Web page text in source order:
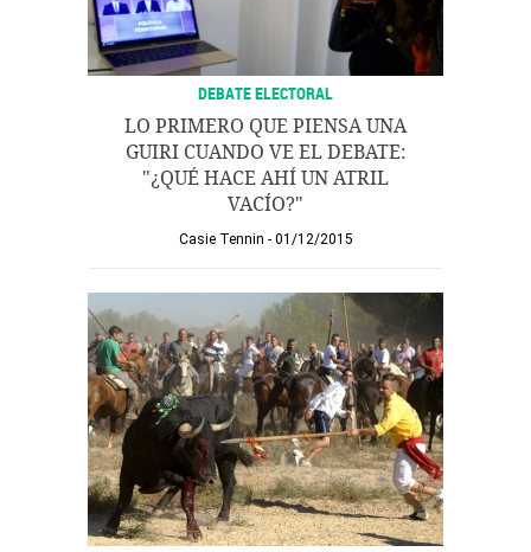
DEBATE ELECTORAL
LO PRIMERO QUE PIENSA UNA
GUIRI CUANDO VE EL DEBATE:
"¿QUÉ HACE AHÍ UN ATRIL
VACÍO?"
Casie Tennin 01/12/2015